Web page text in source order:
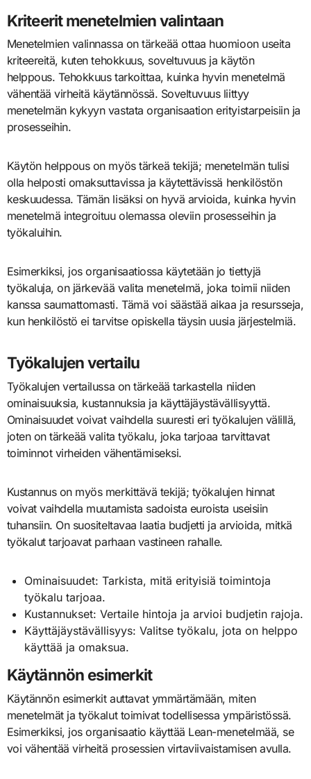
Kriteerit menetelmien valintaan
Menetelmien valinnassa on tärkeää ottaa huomioon useita
kriteereitä, kuten tehokkuus, soveltuvuus ja käytön
helppous. Tehokkuus tarkoittaa, kuinka hyvin menetelmä
vähentää virheitä käytännössä. Soveltuvuus liittyy
menetelmän kykyyn vastata organisaation erityistarpeisiin ja
prosesseihin.
Käytön helppous on myös tärkeä tekijä; menetelmän tulisi
olla helposti omaksuttavissa ja käytettävissä henkilöstön
keskuudessa. Tämän lisäksi on hyvä arvioida, kuinka hyvin
menetelmä integroituu olemassa oleviin prosesseihin ja
työkaluihin.
Esimerkiksi, jos organisaatiossa käytetään jo tiettyjä
työkaluja, on järkevää valita menetelmä, joka toimii niiden
kanssa saumattomasti. Tämä voi säästää aikaa ja resursseja,
kun henkilöstö ei tarvitse opiskella täysin uusia järjestelmiä.
Työkalujen vertailu
Työkalujen vertailussa on tärkeää tarkastella niiden
ominaisuuksia, kustannuksia ja käyttäjäystävällisyyttä.
Ominaisuudet voivat vaihdella suuresti eri työkalujen välillä,
joten on tärkeää valita työkalu, joka tarjoaa tarvittavat
toiminnot virheiden vähentämiseksi.
Kustannus on myös merkittävä tekijä; työkalujen hinnat
voivat vaihdella muutamista sadoista euroista useisiin
tuhansiin. On suositeltavaa laatia budjetti ja arvioida, mitkä
työkalut tarjoavat parhaan vastineen rahalle.
Ominaisuudet: Tarkista, mitä erityisiä toimintoja
työkalu tarjoaa.
Kustannukset: Vertaile hintoja ja arvioi budjetin rajoja.
Käyttäjäystävällisyys: Valitse työkalu, jota on helppo
käyttää ja omaksua.
Käytännön esimerkit
Käytännön esimerkit auttavat ymmärtämään, miten
menetelmät ja työkalut toimivat todellisessa ympäristössä.
Esimerkiksi, jos organisaatio käyttää Lean-menetelmää, se
voi vähentää virheitä prosessien virtaviivaistamisen avulla.